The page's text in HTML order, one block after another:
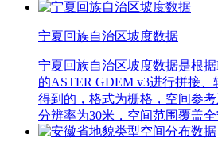
宁夏回族自治区坡度数据
宁夏回族自治区坡度数据是根
的ASTER GDEM v3进行拼接
得到的，格式为栅格，空间参考
分辨率为30米，空间范围覆盖全